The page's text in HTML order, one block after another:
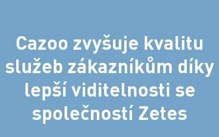
Cazoo zvyšuje kvalitu
služeb zákazníkům díky
lepší viditelnosti se
společností Zetes